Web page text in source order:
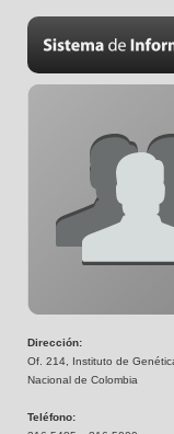
Dirección:
Of. 214, Instituto de
Nacional de Colombia
Teléfono: